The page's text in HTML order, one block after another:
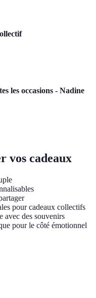
les occasions - Nadine
vos cadeaux
pour cadeaux collectifs
avec des souvenirs
pour le côté émotionnel